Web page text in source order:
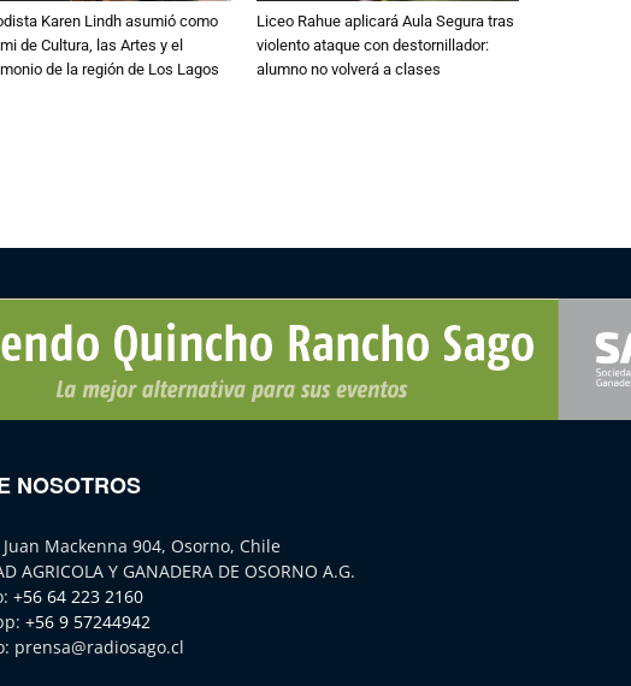
Karen Lindh asumió como
de Cultura, las Artes y el
de la región de Los Lagos
Liceo Rahue aplicará Aula Segura tras
violento ataque con destornillador:
alumno no volverá a clases
NOSOTROS
Mackenna 904, Osorno, Chile
AGRICOLA Y GANADERA DE OSORNO A.G.
+56 64 223 2160
+56 9 57244942
prensa@radiosago.cl